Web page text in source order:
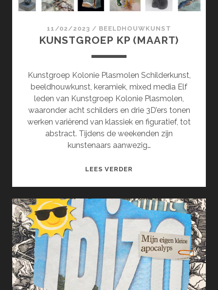
11/02/2023 / BEELDHOUWKUNST
KUNSTGROEP KP (MAART)
Kunstgroep Kolonie Plasmolen Schilderkunst,
beeldhouwkunst, keramiek, mixed media Elf
leden van Kunstgroep Kolonie Plasmolen,
waaronder acht schilders en drie 3D’ers tonen
werken variërend van klassiek en figuratief, tot
abstract. Tijdens de weekenden zijn
kunstenaars aanwezig…
LEES VERDER